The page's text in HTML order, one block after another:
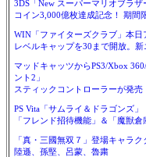
3DS「New スーパーマリオブラザ
コイン3,000億枚達成記念！ 期間
WIN「ファイターズクラブ」本日
レベルキャップを30まで開放。
マッドキャッツからPS3/Xbox
ント2」
スティックコントローラーが発売
PS Vita「サムライ＆ドラゴンズ」
「フレンド招待機能」＆「魔獣倉
「真・三國無双７」登場キャラ
陸遜、孫堅、呂蒙、魯粛